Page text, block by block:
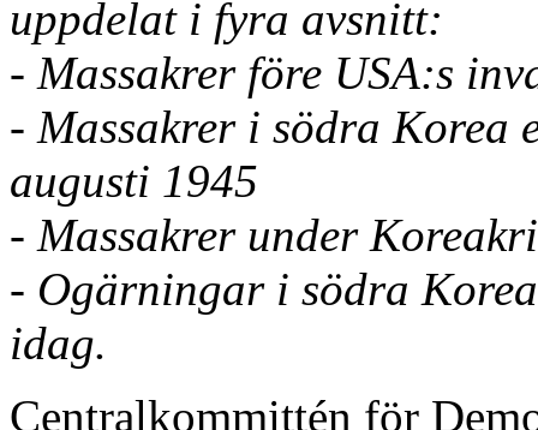
uppdelat i fyra avsnitt:
- Massakrer före USA:s
- Massakrer i södra Korea
augusti 1945
- Massakrer under
- Ogärningar i södra
idag.
Centralkommittén för